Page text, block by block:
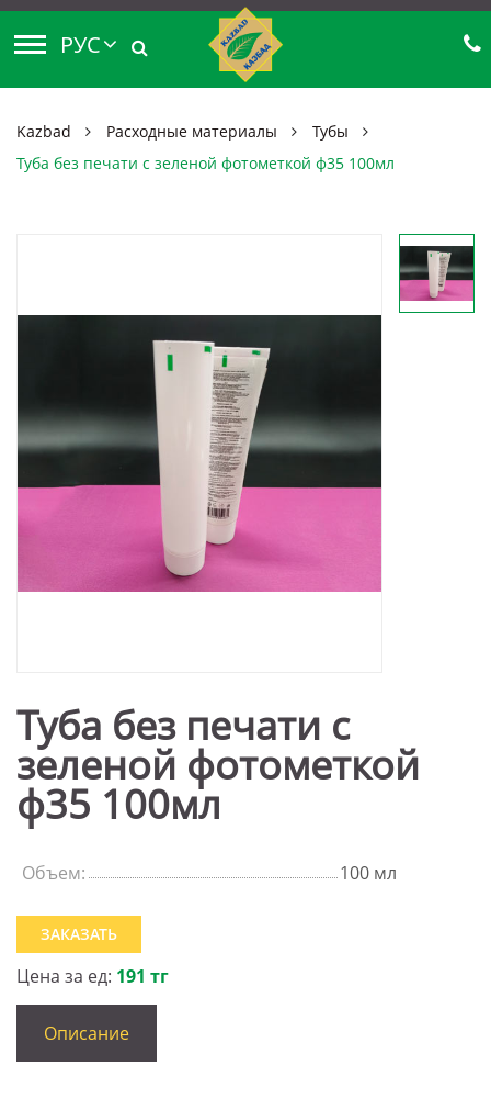
РУС
Kazbad Расходные материалы
Тубы
Туба без печати с зеленой фотометкой ф35 100мл
Туба без печати с
зеленой фотометкой
ф35 100мл
Объем: 100 мл
ЗАКАЗАТЬ
Цена за ед: 191 тг
Описание